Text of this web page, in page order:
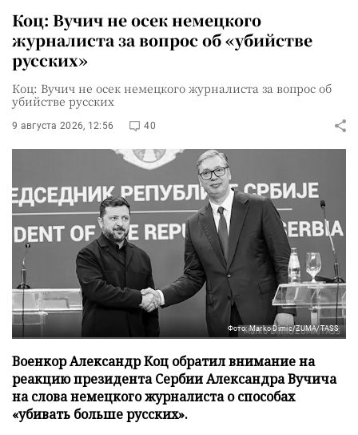
Коц: Вучич не осек немецкого
журналиста за вопрос об «убийстве
русских»
Коц: Вучич не осек немецкого журналиста за вопрос об
убийстве русских
9 августа 2026, 12:56 40
Фото: Marko Dimic/ZUMA/TASS
Военкор Александр Коц обратил внимание на
реакцию президента Сербии Александра Вучича
на слова немецкого журналиста о способах
«убивать больше русских».